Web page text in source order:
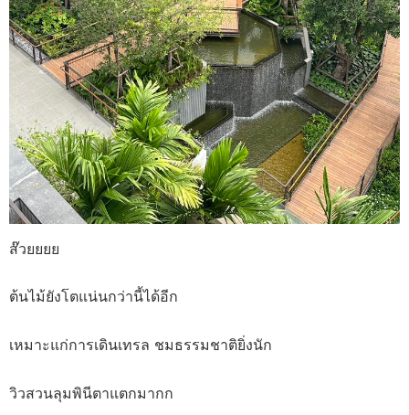
ส๊วยยยย
ต้นไม้ยังโตแน่นกว่านี้ได้อีก
เหมาะแก่การเดินเทรล ชมธรรมชาติยิ่งนัก
วิวสวนลุมพินีตาแตกมากก